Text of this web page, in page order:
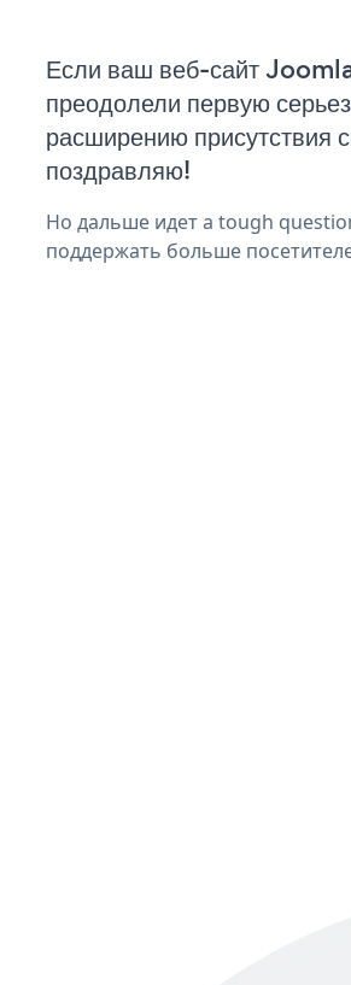
Если ваш веб-сайт
преодолели первую
расширению присутствия
поздравляю!
Но дальше идет a tough
поддержать больше